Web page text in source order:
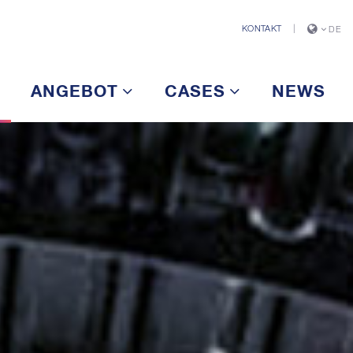
KONTAKT DE
ANGEBOT CASES NEWS